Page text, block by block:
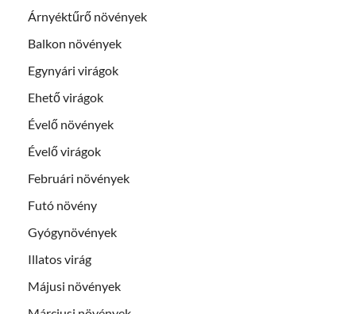
Árnyéktűrő növények
Balkon növények
Egynyári virágok
Ehető virágok
Évelő növények
Évelő virágok
Februári növények
Futó növény
Gyógynövények
Illatos virág
Májusi növények